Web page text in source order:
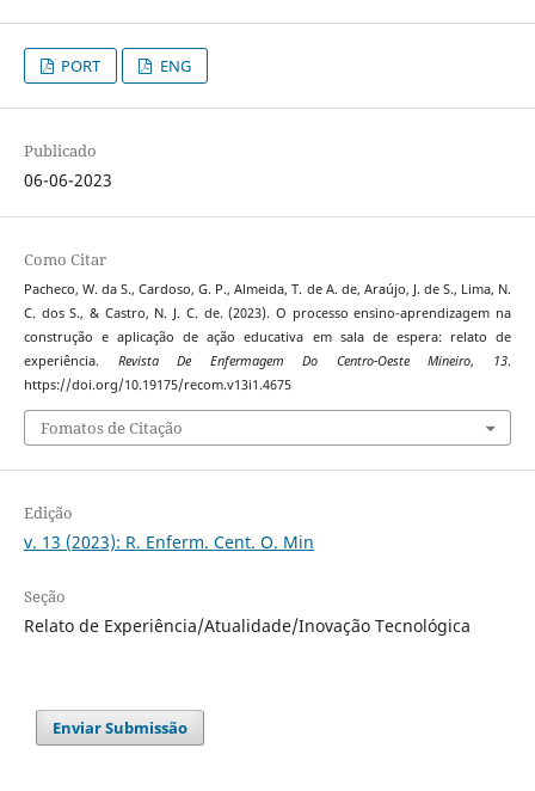
PORT ENG
Publicado
06-06-2023
Como Citar
Pacheco, W. da S., Cardoso, G. P., Almeida, T. de A. de, Araújo, J. de S., Lima, N.
C. dos S., & Castro, N. J. C. de. (2023). O processo ensino-aprendizagem na
construção e aplicação de ação educativa em sala de espera: relato de
experiência. Revista De Enfermagem Do Centro-Oeste Mineiro, 13.
https://doi.org/10.19175/recom.v13i1.4675
Fomatos de Citação
Edição
v. 13 (2023): R. Enferm. Cent. O. Min
Seção
Relato de Experiência/Atualidade/Inovação Tecnológica
Enviar Submissão